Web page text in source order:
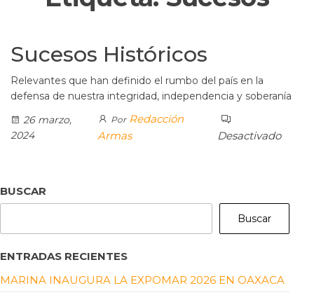
Sucesos Históricos
Relevantes que han definido el rumbo del país en la
defensa de nuestra integridad, independencia y soberanía
26 marzo,
2024
Por Redacción
Armas
Desactivado
BUSCAR
Buscar
ENTRADAS RECIENTES
MARINA INAUGURA LA EXPOMAR 2026 EN OAXACA